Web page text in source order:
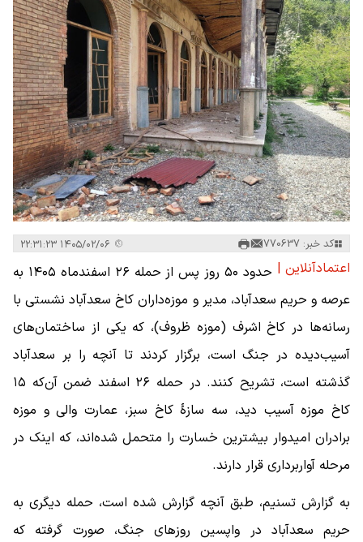
کد خبر: 770637
اعتمادآنلاین |
حدود ۵۰ روز پس از حمله ۲۶ اسفندماه ۱۴۰۵ به
عرصه و حریم سعدآباد، مدیر و موزه‌داران کاخ سعدآباد نشستی با
رسانه‌ها در کاخ اشرف (موزه ظروف)، که یکی از ساختمان‌های
آسیب‌دیده در جنگ است، برگزار کردند تا آنچه را بر سعدآباد
گذشته است، تشریح کنند. در حمله ۲۶ اسفند ضمن آن‌که ۱۵
کاخ موزه آسیب دید، سه سازۀ کاخ سبز، عمارت والی و موزه
برادران امیدوار بیشترین خسارت را متحمل شده‌اند، ‌که اینک در
مرحله آواربرداری قرار دارند.
به گزارش تسنیم، طبق آنچه گزارش شده است، حمله دیگری به
حریم سعدآباد در واپسین روزهای جنگ، صورت گرفته که